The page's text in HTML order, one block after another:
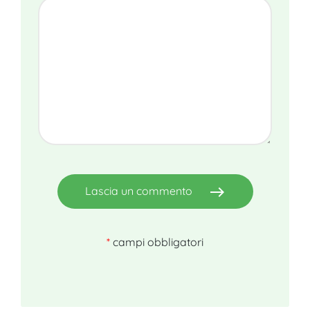
Lascia un commento east
* campi obbligatori